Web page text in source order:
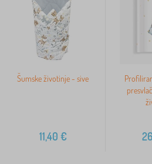
Šumske životinje - sive
11,40 €